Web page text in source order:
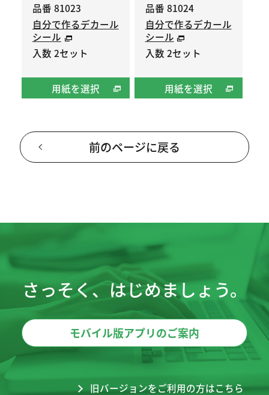
品番 81023
自分で作るデカール
シール
入数 2セット
用紙を選択
品番 81024
自分で作るデカール
シール
入数 2セット
用紙を選択
前のページに戻る
さっそく、はじめましょう。
モバイル版アプリのご案内
旧バージョンをご利用の方はこちら